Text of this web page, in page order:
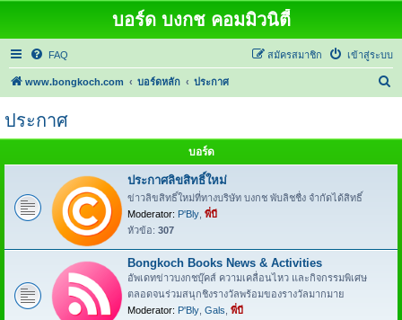
บอร์ด บงกช คอมมิวนิตี้
FAQ เข้าสู่ระบบ
สมัครสมาชิก
www.bongkoch.com บอร์ดหลัก ประกาศ
ประกาศ
บอร์ด
ประกาศลิขสิทธิ์ใหม่
ข่าวลิขสิทธิ์ใหม่ที่ทางบริษัท บงกช พับลิชชื่ง จำกัดได้สิทธิ์
Moderator: P'Bly พี่บี
หัวข้อ: 307
Bongkoch Books News & Activities
อัพเดทข่าวบงกชบุ๊คส์ ความเคลื่อนไหว และกิจกรรมพิเศษ
ตลอดจนร่วมสนุกชิงรางวัลพร้อมของรางวัลมากมาย
Moderator: P'Bly Gals พี่บี